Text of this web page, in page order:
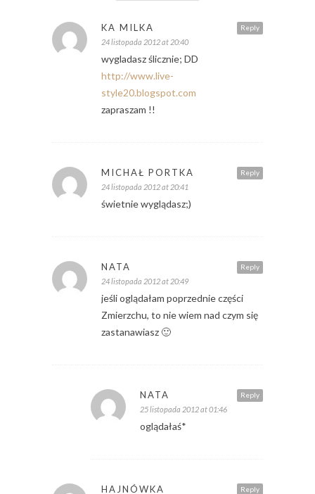
Reply
KA MILKA
24 listopada 2012 at 20:40
wygladasz ślicznie; DD
http://www.live-
style20.blogspot.com
zapraszam !!
Reply
MICHAŁ PORTKA
24 listopada 2012 at 20:41
świetnie wyglądasz;)
Reply
NATA
24 listopada 2012 at 20:49
jeśli oglądałam poprzednie części
Zmierzchu, to nie wiem nad czym się
zastanawiasz 🙂
Reply
NATA
25 listopada 2012 at 01:46
oglądałaś*
Reply
HAJNÓWKA